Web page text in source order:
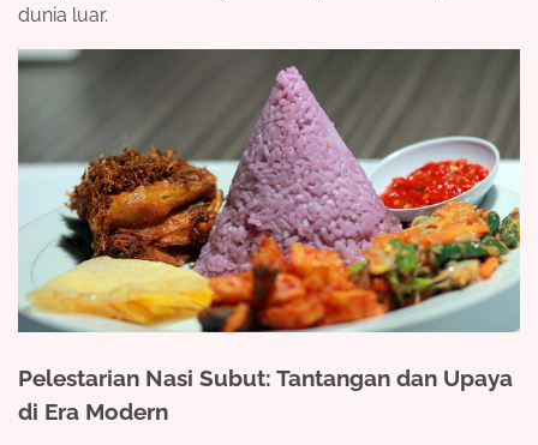
dunia luar.
Pelestarian Nasi Subut: Tantangan dan Upaya
di Era Modern